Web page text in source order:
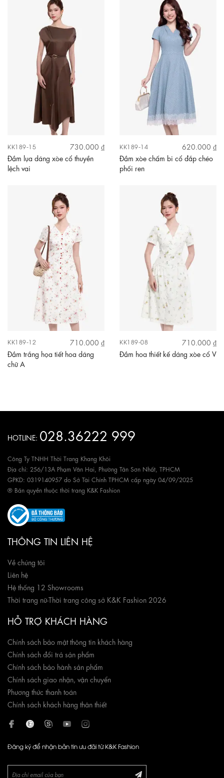
KK189-15
730.000 ₫
Đầm lụa dáng xòe cổ thuyền
lệch vai
KK189-14
620.000 ₫
Đầm xòe chấm bi cổ đắp chéo
phối ren
KK189-12
710.000 ₫
Đầm trắng họa tiết hoa dáng
chữ A
KK189-08
710.000 ₫
Đầm hoa thiết kế dáng xòe cổ V
HOTLINE: 028.36222 999
Công Ty TNHH Thời Trang Khang Khôi
Địa chỉ: 256/13A Phạm Văn Hai, Phường Tân Sơn Nhất, TPHCM
GPKD: 0319140957 do Sở Tài Chính TPHCM cấp ngày 04/09/2025
® Bản quyền thuộc thời trang K&K Fashion
THÔNG TIN LIÊN HỆ
Về chúng tôi
Liên hệ
Hệ thống 12 Showrooms
Thời trang nữ-Thời trang công sở K&K Fashion 2026
HỖ TRỢ KHÁCH HÀNG
Chính sách bảo mật thông tin khách hàng
Chính sách đổi trả sản phẩm
Chính sách bảo hành sản phẩm
Chính sách giao nhận, vận chuyển
Phương thức thanh toán
Chính sách khách hàng thân thiết
Đăng ký để nhận bản tin ưu đãi từ K&K Fashion